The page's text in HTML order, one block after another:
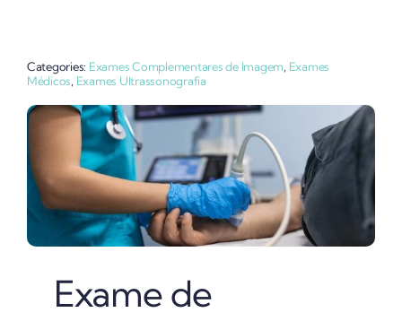
Categories: Exames Complementares de Imagem, Exames
Médicos, Exames Ultrassonografia
Exame de